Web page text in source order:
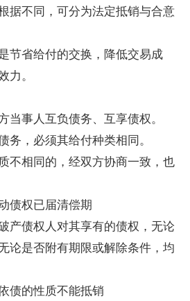
不同，可分为法定抵销与合意
省给付的交换，降低交易成
。
事人互负债务、互享债权。
，必须其给付种类相同。
相同的，经双方协商一致，也
权已届清偿期
债权人对其享有的债权，无论
论是否附有期限或解除条件，均
的性质不能抵销